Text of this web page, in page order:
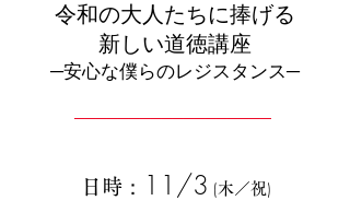
令和の大人たちに捧げる
新しい道徳講座
─安心な僕らのレジスタンス─
──────────────────
日時： 11/3 (木／祝)